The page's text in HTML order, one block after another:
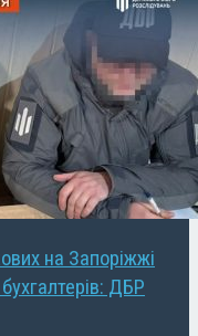
на Запоріжжі
ДБР